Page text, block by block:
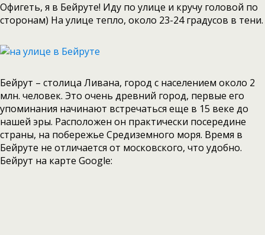
Офигеть, я в Бейруте! Иду по улице и кручу головой по
сторонам) На улице тепло, около 23-24 градусов в тени.
Бейрут – столица Ливана, город с населением около 2
млн. человек. Это очень древний город, первые его
упоминания начинают встречаться еще в 15 веке до
нашей эры. Расположен он практически посередине
страны, на побережье Средиземного моря. Время в
Бейруте не отличается от московского, что удобно.
Бейрут на карте Google: